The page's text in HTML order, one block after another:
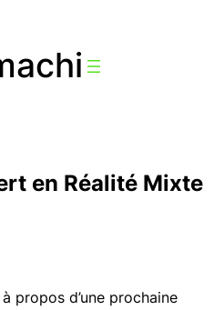
en Réalité Mixte
propos d’une prochaine